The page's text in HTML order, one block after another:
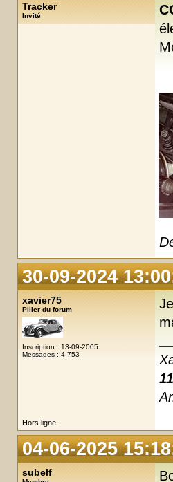
Tracker
Invité
30-09-2024
xavier75
Pilier du forum
Inscription : 13-09-2005
Messages : 4 753
Hors ligne
04-06-2025
subelf